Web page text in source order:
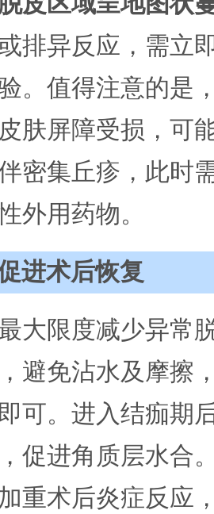
排异反应，需立
。值得注意的是
肤屏障受损，可
密集丘疹，此时
外用药物。
进术后恢复
大限度减少异常
避免沾水及摩擦
可。进入结痂期
促进角质层水合
重术后炎症反应